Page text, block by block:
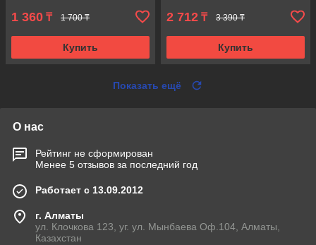
1 360 ₸ 1 700 ₸
Купить
2 712 ₸ 3 390 ₸
Купить
Показать ещё
О нас
Рейтинг не сформирован
Менее 5 отзывов за последний год
Работает с 13.09.2012
г. Алматы
ул. Клочкова 123, уг. ул. Мынбаева Оф.104, Алматы,
Казахстан